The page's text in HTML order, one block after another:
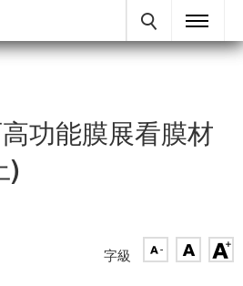
功能膜展看膜材
)
字級